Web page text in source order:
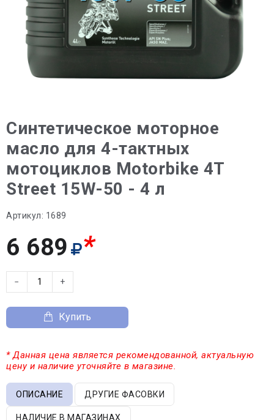
Синтетическое моторное
масло для 4-тактных
мотоциклов Motorbike 4T
Street 15W-50 - 4 л
Артикул: 1689
6 689 *
− +
Купить
* Данная цена является рекомендованной, актуальную
цену и наличие уточняйте в магазине.
ОПИСАНИЕ ДРУГИЕ ФАСОВКИ
НАЛИЧИЕ В МАГАЗИНАХ